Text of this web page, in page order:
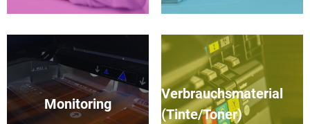
Monitoring
Verbrauchsmaterial
(Tinte/Toner)